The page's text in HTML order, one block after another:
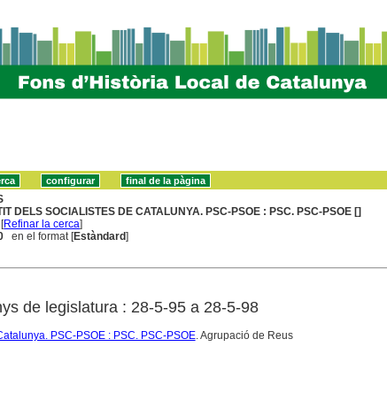
DELS SOCIALISTES DE CATALUNYA. PSC-PSOE : PSC. PSC-PSOE []
[Refinar la cerca]
en el format [Estàndard]
de legislatura : 28-5-95 a 28-5-98
PSC-PSOE : PSC. PSC-PSOE. Agrupació de Reus